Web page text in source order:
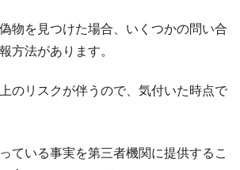
物を見つけた場合、いくつかの問い合
方法があります。
のリスクが伴うので、気付いた時点で
ている事実を第三者機関に提供するこ